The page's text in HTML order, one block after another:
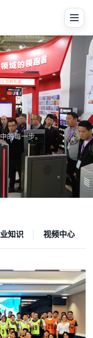
的每一步。
知识 视频中心